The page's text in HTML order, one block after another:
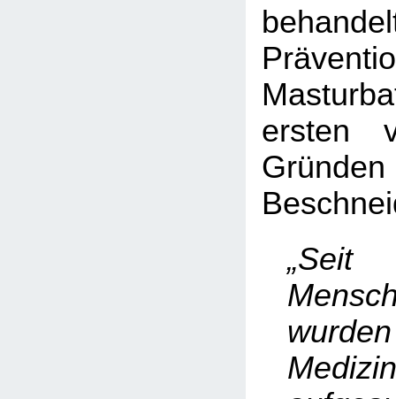
ersten
„Seit